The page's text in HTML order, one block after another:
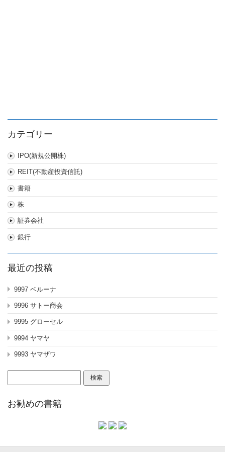
カテゴリー
IPO(新規公開株)
REIT(不動産投資信託)
書籍
株
証券会社
銀行
最近の投稿
9997 ベルーナ
9996 サトー商会
9995 グローセル
9994 ヤマヤ
9993 ヤマザワ
索:
お勧めの書籍